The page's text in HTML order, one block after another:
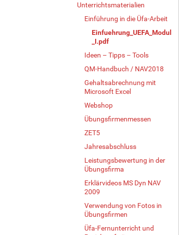
Unterrichtsmaterialien
Einführung in die Üfa-Arbeit
Einfuehrung_UEFA_Modul
_I.pdf
Ideen – Tipps – Tools
QM-Handbuch / NAV2018
Gehaltsabrechnung mit
Microsoft Excel
Webshop
Übungsfirmenmessen
ZET5
Jahresabschluss
Leistungsbewertung in der
Übungsfirma
Erklärvideos MS Dyn NAV
2009
Verwendung von Fotos in
Übungsfirmen
Üfa-Fernunterricht und